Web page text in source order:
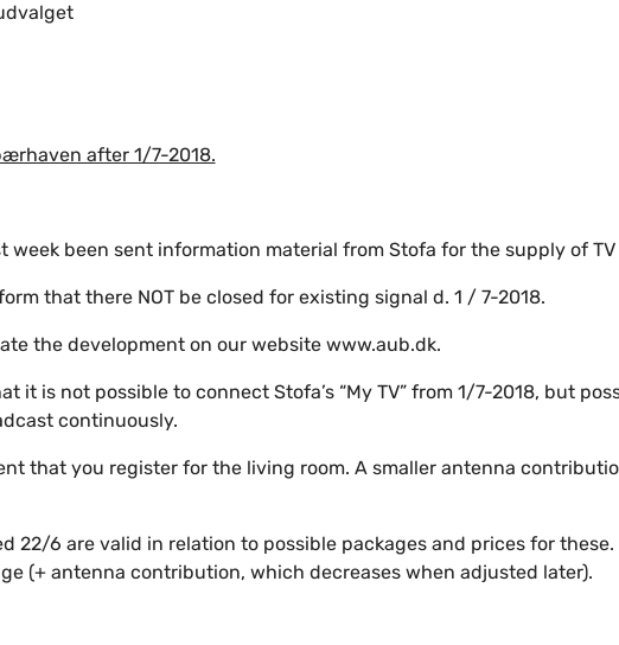
after 1/7-2018.
week been sent information material from Stofa for the supply of
that there NOT be closed for existing signal d. 1 / 7-2018.
the development on our website www.aub.dk.
it is not possible to connect Stofa’s “My TV” from 1/7-2018, but
continuously.
that you register for the living room. A smaller antenna
22/6 are valid in relation to possible packages and prices for these.
(+ antenna contribution, which decreases when adjusted later).